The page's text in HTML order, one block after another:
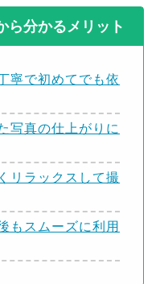
ら分かるメリット
寧で初めてでも依
写真の仕上がりに
リラックスして撮
もスムーズに利用